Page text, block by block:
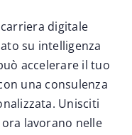
digitale
su intelligenza
accelerare il tuo
una consulenza
Unisciti
lavorano nelle